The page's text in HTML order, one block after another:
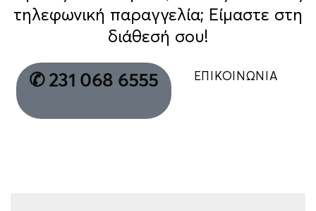
τηλεφωνική παραγγελία; Είμαστε στη
διάθεσή σου!
✆ 231 068 6555 ΕΠΙΚΟΙΝΩΝΙΑ